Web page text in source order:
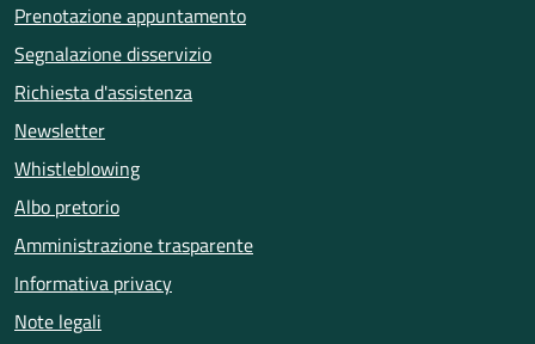
Prenotazione appuntamento
Segnalazione disservizio
Richiesta d'assistenza
Newsletter
Whistleblowing
Albo pretorio
Amministrazione trasparente
Informativa privacy
Note legali